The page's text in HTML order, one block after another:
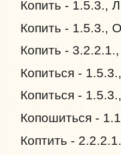
Копить - 1.5.3.,
Копить - 1.5.3.,
Копить -
Копиться -
Копиться -
Копошиться -
Коптить -